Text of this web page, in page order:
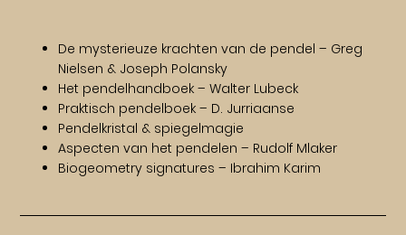
De mysterieuze krachten van de pendel – Greg
Nielsen & Joseph Polansky
Het pendelhandboek – Walter Lubeck
Praktisch pendelboek – D. Jurriaanse
Pendelkristal & spiegelmagie
Aspecten van het pendelen – Rudolf Mlaker
Biogeometry signatures – Ibrahim Karim